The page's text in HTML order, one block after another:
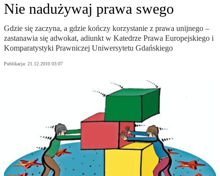
Nie nadużywaj prawa swego
Gdzie się zaczyna, a gdzie kończy korzystanie z prawa unijnego –
zastanawia się adwokat, adiunkt w Katedrze Prawa Europejskiego i
Komparatystyki Prawniczej Uniwersytetu Gdańskiego
Publikacja: 21.12.2010 03:07